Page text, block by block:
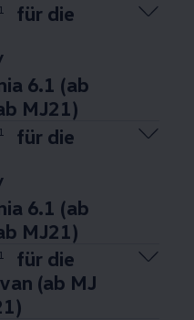
1
für die
6.1 (ab
MJ21)
1
für die
6.1 (ab
MJ21)
1
für die
(ab MJ